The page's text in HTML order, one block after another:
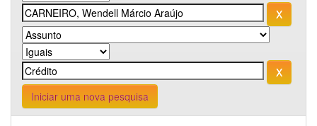
Iniciar uma nova pesquisa